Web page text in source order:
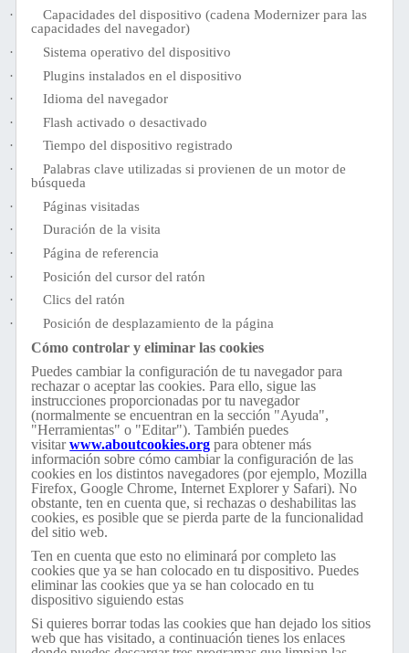
·
Capacidades del dispositivo (cadena Modernizer para las
capacidades del navegador)
·
Sistema operativo del dispositivo
·
Plugins instalados en el dispositivo
·
Idioma del navegador
·
Flash activado o desactivado
·
Tiempo del dispositivo registrado
·
Palabras clave utilizadas si provienen de un motor de
búsqueda
·
Páginas visitadas
·
Duración de la visita
·
Página de referencia
·
Posición del cursor del ratón
·
Clics del ratón
·
Posición de desplazamiento de la página
Cómo controlar y eliminar las cookies
Puedes cambiar la configuración de tu navegador para
rechazar o aceptar las cookies. Para ello, sigue las
instrucciones proporcionadas por tu navegador
(normalmente se encuentran en la sección "Ayuda",
"Herramientas" o "Editar"). También puedes
visitarwww.aboutcookies.org para obtener más
información sobre cómo cambiar la configuración de las
cookies en los distintos navegadores (por ejemplo, Mozilla
Firefox, Google Chrome, Internet Explorer y Safari). No
obstante, ten en cuenta que, si rechazas o deshabilitas las
cookies, es posible que se pierda parte de la funcionalidad
del sitio web.
Ten en cuenta que esto no eliminará por completo las
cookies que ya se han colocado en tu dispositivo. Puedes
eliminar las cookies que ya se han colocado en tu
dispositivo siguiendo estas
Si quieres borrar todas las cookies que han dejado los sitios
web que has visitado, a continuación tienes los enlaces